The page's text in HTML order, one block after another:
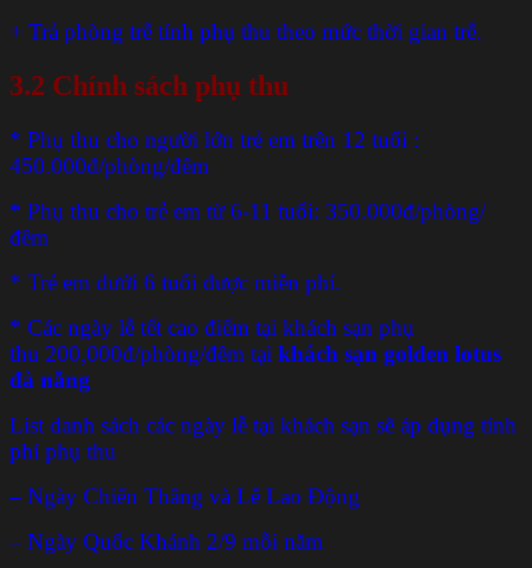
+ Trả phòng trễ tính phụ thu theo mức thời gian trễ.
3.2 Chính sách phụ thu
* Phụ thu cho người lớn trẻ em trên 12 tuổi :
450.000đ/phòng/đêm
* Phụ thu cho trẻ em từ 6-11 tuổi: 350.000đ/phòng/
đêm
* Trẻ em dưới 6 tuổi được miễn phí.
* Các ngày lễ tết cao điểm tại khách sạn phụ
thu 200,000đ/phòng/đêm tại khách sạn golden lotus
đà nẵng
List danh sách các ngày lễ tại khách sạn sẽ áp dụng tính
phí phụ thu
– Ngày Chiến Thắng và Lễ Lao Động
– Ngày Quốc Khánh 2/9 mỗi năm